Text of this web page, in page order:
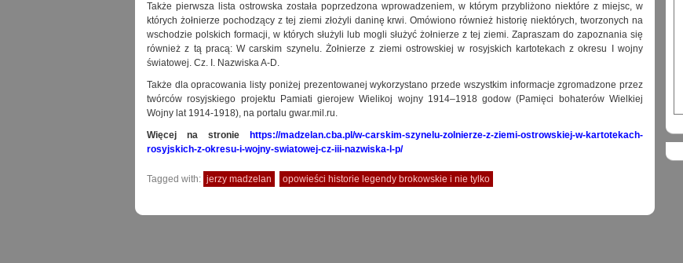
Także pierwsza lista ostrowska została poprzedzona wprowadzeniem, w którym przybliżono niektóre z miejsc, w
których żołnierze pochodzący z tej ziemi złożyli daninę krwi. Omówiono również historię niektórych, tworzonych na
wschodzie polskich formacji, w których służyli lub mogli służyć żołnierze z tej ziemi. Zapraszam do zapoznania się
również z tą pracą: W carskim szynelu. Żołnierze z ziemi ostrowskiej w rosyjskich kartotekach z okresu I wojny
światowej. Cz. I. Nazwiska A-D.
Także dla opracowania listy poniżej prezentowanej wykorzystano przede wszystkim informacje zgromadzone przez
twórców rosyjskiego projektu Pamiati gierojew Wielikoj wojny 1914–1918 godow (Pamięci bohaterów Wielkiej
Wojny lat 1914-1918), na portalu gwar.mil.ru.
Więcej na stronie
https://madzelan.cba.pl/w-carskim-szynelu-zolnierze-z-ziemi-ostrowskiej-w-kartotekach-
rosyjskich-z-okresu-i-wojny-swiatowej-cz-iii-nazwiska-l-p/
Tagged with: jerzy madzelan opowieści historie legendy brokowskie i nie tylko